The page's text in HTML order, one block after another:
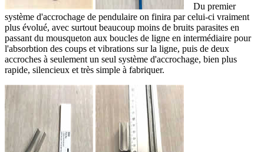
Du premier
système d'accrochage de pendulaire on finira par celui-ci vraiment
plus évolué, avec surtout beaucoup moins de bruits parasites en
passant du mousqueton aux boucles de ligne en intermédiaire pour
l'absorbtion des coups et vibrations sur la ligne, puis de deux
accroches à seulement un seul système d'accrochage, bien plus
rapide, silencieux et très simple à fabriquer.